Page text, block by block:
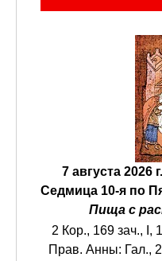
7 августа 2026
Седмица 10-я по
Пища с
2 Кор., 169 зач., I,
Прав. Анны: Гал.,